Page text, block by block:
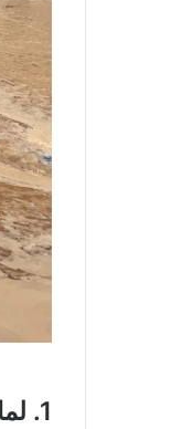
1. لماذا تحتاج إلى شركة بناء فلل بالرياض؟